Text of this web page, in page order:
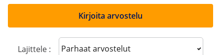
Kirjoita arvostelu
Lajittele : Sort reviews